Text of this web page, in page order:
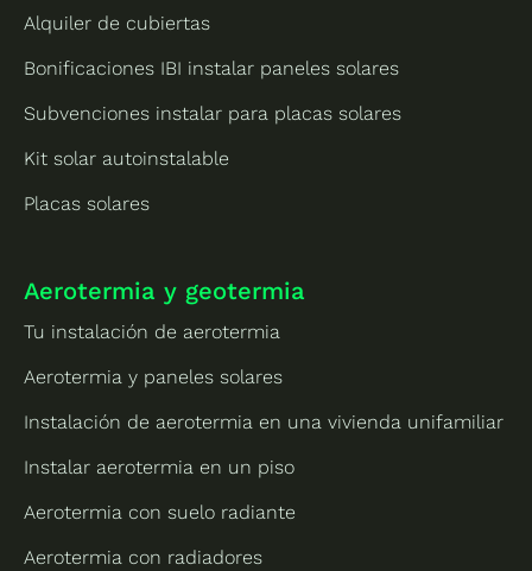
Alquiler de cubiertas
Bonificaciones IBI instalar paneles solares
Subvenciones instalar para placas solares
Kit solar autoinstalable
Placas solares
Aerotermia y geotermia
Tu instalación de aerotermia
Aerotermia y paneles solares
Instalación de aerotermia en una vivienda unifamiliar
Instalar aerotermia en un piso
Aerotermia con suelo radiante
Aerotermia con radiadores